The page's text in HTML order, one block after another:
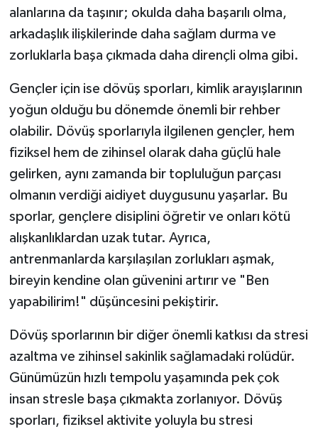
alanlarına da taşınır; okulda daha başarılı olma,
arkadaşlık ilişkilerinde daha sağlam durma ve
zorluklarla başa çıkmada daha dirençli olma gibi.
Gençler için ise dövüş sporları, kimlik arayışlarının
yoğun olduğu bu dönemde önemli bir rehber
olabilir. Dövüş sporlarıyla ilgilenen gençler, hem
fiziksel hem de zihinsel olarak daha güçlü hale
gelirken, aynı zamanda bir topluluğun parçası
olmanın verdiği aidiyet duygusunu yaşarlar. Bu
sporlar, gençlere disiplini öğretir ve onları kötü
alışkanlıklardan uzak tutar. Ayrıca,
antrenmanlarda karşılaşılan zorlukları aşmak,
bireyin kendine olan güvenini artırır ve "Ben
yapabilirim!" düşüncesini pekiştirir.
Dövüş sporlarının bir diğer önemli katkısı da stresi
azaltma ve zihinsel sakinlik sağlamadaki rolüdür.
Günümüzün hızlı tempolu yaşamında pek çok
insan stresle başa çıkmakta zorlanıyor. Dövüş
sporları, fiziksel aktivite yoluyla bu stresi